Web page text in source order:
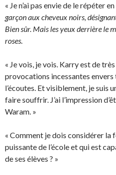
« Je n’ai pas envie de le répéter
garçon aux cheveux noirs,
Bien sûr. Mais les yeux derrière le
roses.
« Je vois, je vois. Karry est de
provocations incessantes
l’écoutes. Et visiblement, je suis
faire souffrir. J’ai l’impression
Waram. »
« Comment je dois considérer la
puissante de l’école et qui est
de ses élèves ? »